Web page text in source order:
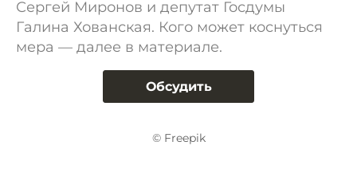
Сергей Миронов и депутат Госдумы
Галина Хованская. Кого может коснуться
мера — далее в материале.
Обсудить
© Freepik